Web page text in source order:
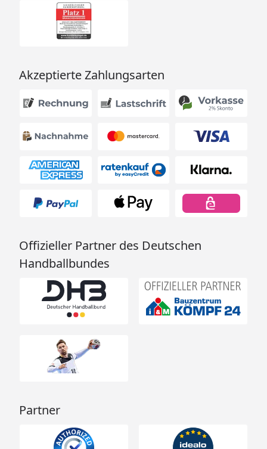
Akzeptierte Zahlungsarten
Offizieller Partner des Deutschen
Handballbundes
Partner